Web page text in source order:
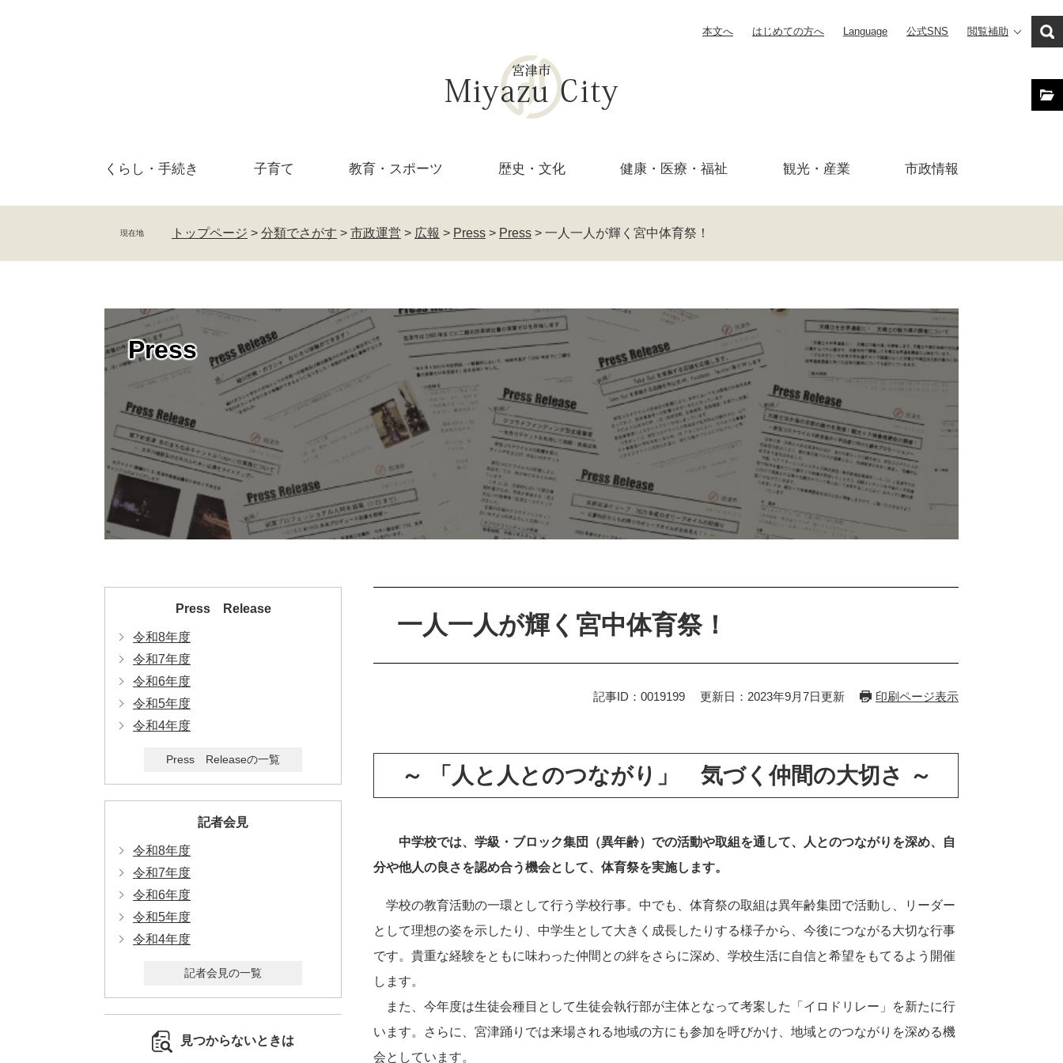
本文へ はじめての方へ Language 公式SNS 閲覧補助
くらし・ 手続き 子育て 教育・ スポーツ 歴史・文化 健康・医療・ 福祉 観光・産業 市政情報
現在地 トップページ > 分類でさがす > 市政運営 > 広報 > Press > Press > 一人一人が輝く宮中体育祭！
Press
一人一人が輝く宮中体育祭！
記事ID：0019199 更新日：2023年9月7日更新 印刷ページ表示
～ 「人と人とのつながり」 気づく仲間の大切さ ～
中学校では、学級・ブロック集団（異年齢）での活動や取組を通して、人とのつながりを深め、自
分や他人の良さを認め合う機会として、体育祭を実施します。
学校の教育活動の一環として行う学校行事。中でも、体育祭の取組は異年齢集団で活動し、リーダー
として理想の姿を示したり、中学生として大きく成長したりする様子から、今後につながる大切な行事
です。貴重な経験をともに味わった仲間との絆をさらに深め、学校生活に自信と希望をもてるよう開催
します。
また、今年度は生徒会種目として生徒会執行部が主体となって考案した「イロドリレー」を新たに行
います。さらに、宮津踊りでは来場される地域の方にも参加を呼びかけ、地域とのつながりを深める機
会としています。
Press Release
令和8年度
令和7年度
令和6年度
令和5年度
令和4年度
Press Releaseの一覧
記者会見
令和8年度
令和7年度
令和6年度
令和5年度
令和4年度
記者会見の一覧
見つからないときは